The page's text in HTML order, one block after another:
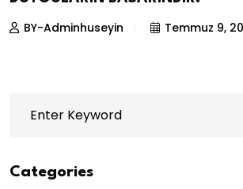
BY-Adminhuseyin Temmuz 9,
Categories